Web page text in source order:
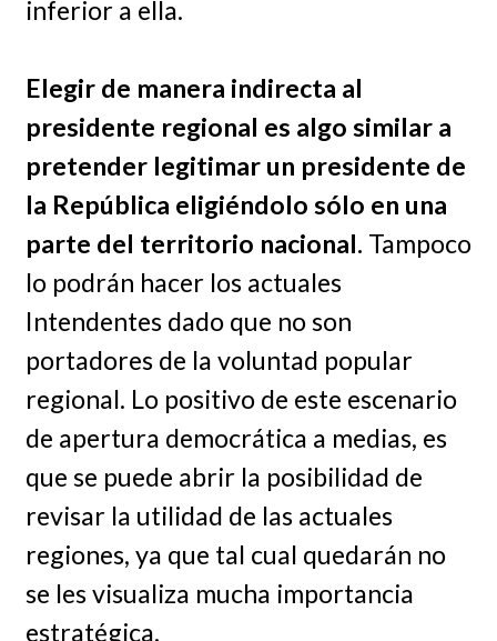
inferior a ella.
Elegir de manera indirecta al
presidente regional es algo similar a
pretender legitimar un presidente de
la República eligiéndolo sólo en una
parte del territorio nacional. Tampoco
lo podrán hacer los actuales
Intendentes dado que no son
portadores de la voluntad popular
regional. Lo positivo de este escenario
de apertura democrática a medias, es
que se puede abrir la posibilidad de
revisar la utilidad de las actuales
regiones, ya que tal cual quedarán no
se les visualiza mucha importancia
estratégica.